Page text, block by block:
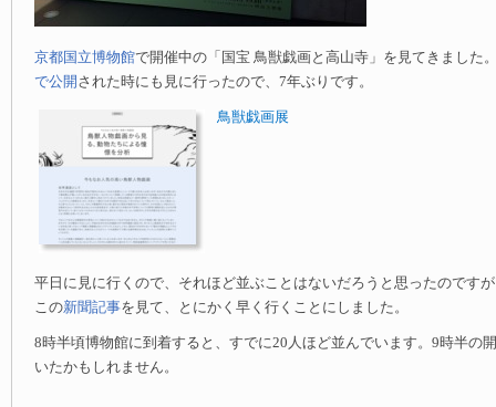
京都国立博物館で開催中の「国宝 鳥獣戯画と高山寺」を見てきました
で公開 された時にも見に行ったので、7年ぶりです。
鳥獣戯画展
平日に見に行くので、それほど並ぶことはないだろうと思ったのです
この新聞記事を見て、とにかく早く行くことにしました。
8時半頃博物館に到着すると、すでに20人ほど並んでいます。9時半の
いたかもしれません。